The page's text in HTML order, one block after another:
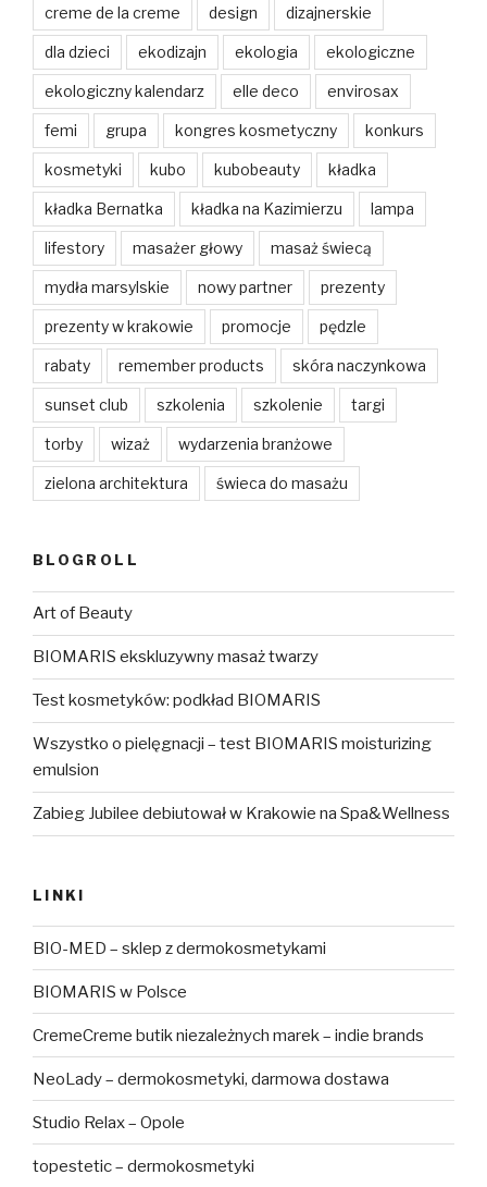
creme de la creme design dizajnerskie
dla dzieci ekodizajn ekologia ekologiczne
ekologiczny kalendarz elle deco envirosax
femi grupa kongres kosmetyczny konkurs
kosmetyki kubo kubobeauty kładka
kładka Bernatka kładka na Kazimierzu lampa
lifestory masażer głowy masaż świecą
mydła marsylskie nowy partner prezenty
prezenty w krakowie promocje pędzle
rabaty remember products skóra naczynkowa
sunset club szkolenia szkolenie targi
torby wizaż wydarzenia branżowe
zielona architektura świeca do masażu
BLOGROLL
Art of Beauty
BIOMARIS ekskluzywny masaż twarzy
Test kosmetyków: podkład BIOMARIS
Wszystko o pielęgnacji – test BIOMARIS moisturizing
emulsion
Zabieg Jubilee debiutował w Krakowie na Spa&Wellness
LINKI
BIO-MED – sklep z dermokosmetykami
BIOMARIS w Polsce
CremeCreme butik niezależnych marek – indie brands
NeoLady – dermokosmetyki, darmowa dostawa
Studio Relax – Opole
topestetic – dermokosmetyki